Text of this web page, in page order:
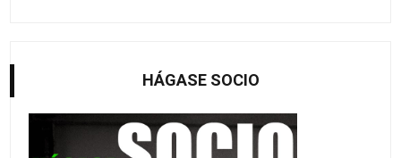
HÁGASE SOCIO